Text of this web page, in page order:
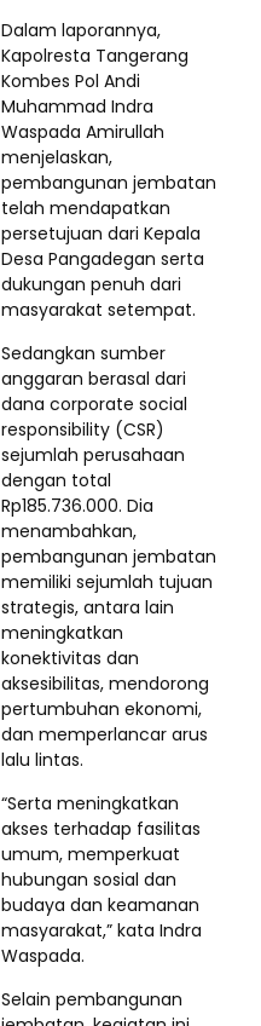
Dalam laporannya,
Kapolresta Tangerang
Kombes Pol Andi
Muhammad Indra
Waspada Amirullah
menjelaskan,
pembangunan jembatan
telah mendapatkan
persetujuan dari Kepala
Desa Pangadegan serta
dukungan penuh dari
masyarakat setempat.
Sedangkan sumber
anggaran berasal dari
dana corporate social
responsibility (CSR)
sejumlah perusahaan
dengan total
Rp185.736.000. Dia
menambahkan,
pembangunan jembatan
memiliki sejumlah tujuan
strategis, antara lain
meningkatkan
konektivitas dan
aksesibilitas, mendorong
pertumbuhan ekonomi,
dan memperlancar arus
lalu lintas.
“Serta meningkatkan
akses terhadap fasilitas
umum, memperkuat
hubungan sosial dan
budaya dan keamanan
masyarakat,” kata Indra
Waspada.
Selain pembangunan